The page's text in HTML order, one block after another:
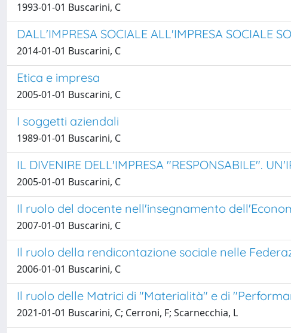
1993-01-01 Buscarini, C
DALL'IMPRESA SOCIALE ALL'IMPRESA SOCIALE
2014-01-01 Buscarini, C
Etica e impresa
2005-01-01 Buscarini, C
I soggetti aziendali
1989-01-01 Buscarini, C
IL DIVENIRE DELL'IMPRESA "RESPONSABILE".
2005-01-01 Buscarini, C
Il ruolo del docente nell'insegnamento
2007-01-01 Buscarini, C
Il ruolo della rendicontazione sociale nelle
2006-01-01 Buscarini, C
Il ruolo delle Matrici di "Materialità" e di
2021-01-01 Buscarini, C; Cerroni, F; Scarnecchia, L